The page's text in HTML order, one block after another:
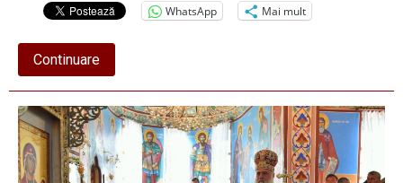
WhatsApp
Mai mult
Continuareabout
A
fost
panglica
noii
grădinițe
din
Fârtățești